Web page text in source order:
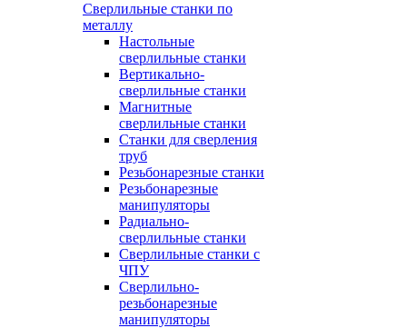
Сверлильные станки по
металлу
Настольные
сверлильные станки
Вертикально-
сверлильные станки
Магнитные
сверлильные станки
Станки для сверления
труб
Резьбонарезные станки
Резьбонарезные
манипуляторы
Радиально-
сверлильные станки
Сверлильные станки с
ЧПУ
Сверлильно-
резьбонарезные
манипуляторы